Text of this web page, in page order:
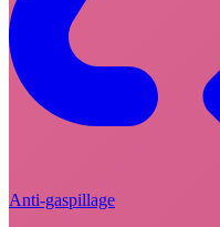
Anti-gaspillage